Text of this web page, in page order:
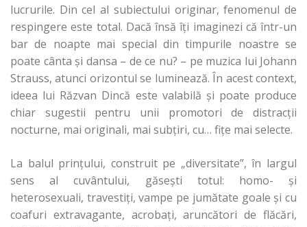
lucrurile. Din cel al subiectului originar, fenomenul de
respingere este total. Dacă însă îţi imaginezi că într-un
bar de noapte mai special din timpurile noastre se
poate cânta şi dansa – de ce nu? – pe muzica lui Johann
Strauss, atunci orizontul se luminează. În acest context,
ideea lui Răzvan Dincă este valabilă şi poate produce
chiar sugestii pentru unii promotori de distracţii
nocturne, mai originali, mai subţiri, cu… fiţe mai selecte.
La balul prinţului, construit pe „diversitate”, în largul
sens al cuvântului, găseşti totul: homo- şi
heterosexuali, travestiţi, vampe pe jumătate goale şi cu
coafuri extravagante, acrobaţi, aruncători de flăcări,